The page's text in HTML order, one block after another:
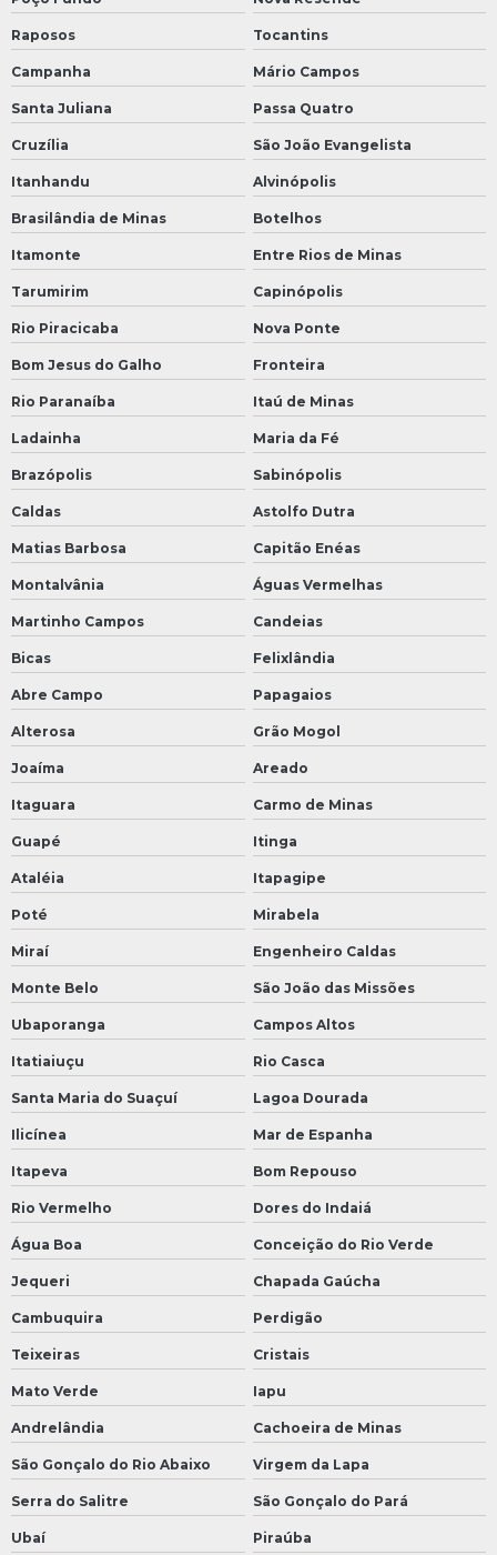
Raposos Tocantins
Campanha Mário Campos
Santa Juliana Passa Quatro
Cruzília São João Evangelista
Itanhandu Alvinópolis
Brasilândia de Minas Botelhos
Itamonte Entre Rios de Minas
Tarumirim Capinópolis
Rio Piracicaba Nova Ponte
Bom Jesus do Galho Fronteira
Rio Paranaíba Itaú de Minas
Ladainha Maria da Fé
Brazópolis Sabinópolis
Caldas Astolfo Dutra
Matias Barbosa Capitão Enéas
Montalvânia Águas Vermelhas
Martinho Campos Candeias
Bicas Felixlândia
Abre Campo Papagaios
Alterosa Grão Mogol
Joaíma Areado
Itaguara Carmo de Minas
Guapé Itinga
Ataléia Itapagipe
Poté Mirabela
Miraí Engenheiro Caldas
Monte Belo São João das Missões
Ubaporanga Campos Altos
Itatiaiuçu Rio Casca
Santa Maria do Suaçuí Lagoa Dourada
Ilicínea Mar de Espanha
Itapeva Bom Repouso
Rio Vermelho Dores do Indaiá
Água Boa Conceição do Rio Verde
Jequeri Chapada Gaúcha
Cambuquira Perdigão
Teixeiras Cristais
Mato Verde Iapu
Andrelândia Cachoeira de Minas
São Gonçalo do Rio Abaixo Virgem da Lapa
Serra do Salitre São Gonçalo do Pará
Ubaí Piraúba